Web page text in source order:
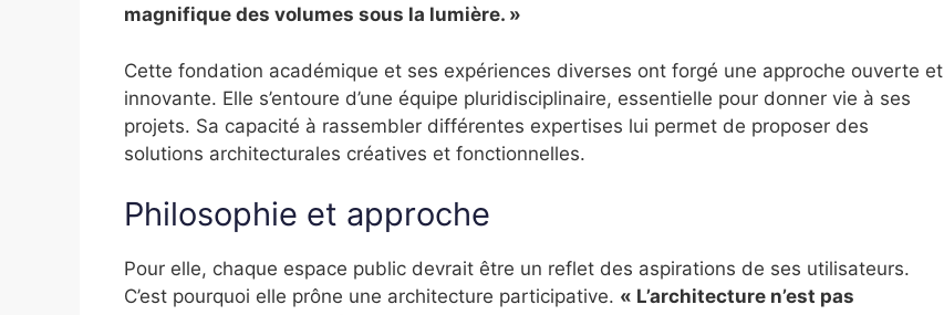
magnifique des volumes sous la lumière. »
Cette fondation académique et ses expériences diverses ont forgé une approche ouverte et
innovante. Elle s’entoure d’une équipe pluridisciplinaire, essentielle pour donner vie à ses
projets. Sa capacité à rassembler différentes expertises lui permet de proposer des
solutions architecturales créatives et fonctionnelles.
Philosophie et approche
Pour elle, chaque espace public devrait être un reflet des aspirations de ses utilisateurs.
C’est pourquoi elle prône une architecture participative. « L’architecture n’est pas